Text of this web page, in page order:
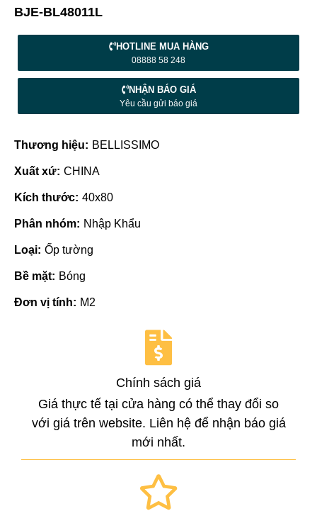
BJE-BL48011L
HOTLINE MUA HÀNG
08888 58 248
NHẬN BÁO GIÁ
Yêu cầu gửi báo giá
Thương hiệu: BELLISSIMO
Xuất xứ: CHINA
Kích thước: 40x80
Phân nhóm: Nhập Khẩu
Loại: Ốp tường
Bề mặt: Bóng
Đơn vị tính: M2
Chính sách giá
Giá thực tế tại cửa hàng có thể thay đổi so
với giá trên website. Liên hệ để nhận báo giá
mới nhất.